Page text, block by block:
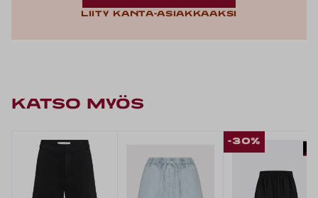
Liity kanta-asiakkaaksi
KATSO MYÖS
-30%